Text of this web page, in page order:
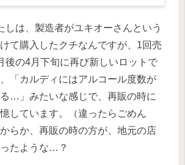
しは、製造者がユキオーさんという
て購入したクチなんですが、1回売
後の4月下旬に再び新しいロットで
「カルディにはアルコール度数が
…」みたいな感じで、再販の時に
しています。（違ったらごめん
らか、再販の時の方が、地元の店
たような…？